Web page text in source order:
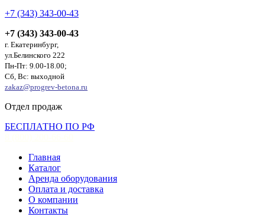
+7 (343) 343-00-43
+7 (343) 343-00-43
г. Екатеринбург,
ул.Белинского 222
Пн-Пт: 9.00-18.00;
Сб, Вс: выходной
zakaz@progrev-betona.ru
Отдел продаж
БЕСПЛАТНО ПО РФ
Главная
Каталог
Аренда оборудования
Оплата и доставка
О компании
Контакты